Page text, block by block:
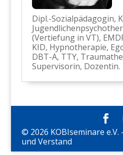
Dipl.-Sozialpädagogin,
(Vertiefung in VT),
KID, Hypnotherapie,
DBT-A, TTY,
Supervisorin, Dozentin.
© 2026 KOBIseminare
und Verstand